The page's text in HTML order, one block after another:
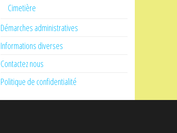
Cimetière
Démarches administratives
Informations diverses
Contactez nous
Politique de confidentialité